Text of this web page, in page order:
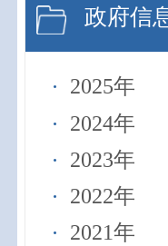
政府信
2025年
2024年
2023年
2022年
2021年